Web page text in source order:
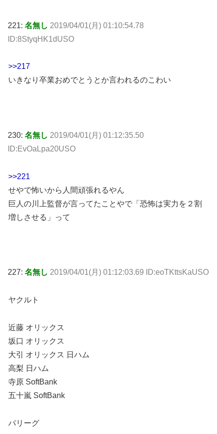
221: 名無し 2019/04/01(月) 01:10:54.78
ID:8StyqHK1dUSO
>>217
いきなり卒業おめでとうとか言われるのこわい
230: 名無し 2019/04/01(月) 01:12:35.50
ID:EvOaLpa20USO
>>221
せやで怖いから人間頑張れるやん
巨人の川上監督が言ってたことやで「恐怖は実力を２割
増しさせる」って
227: 名無し 2019/04/01(月) 01:12:03.69 ID:eoTKttsKaUSO
ヤクルト
近藤 オリックス
坂口 オリックス
大引 オリックス 日ハム
高梨 日ハム
寺原 SoftBank
五十嵐 SoftBank
パリーグ